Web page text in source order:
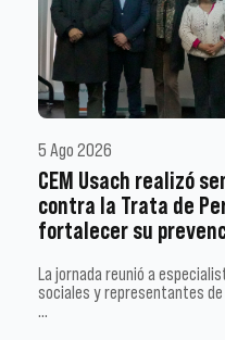
5 Ago 2026
CEM Usach realizó
contra la Trata de
fortalecer su
La jornada reunió a
sociales y representantes